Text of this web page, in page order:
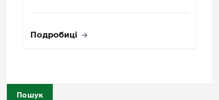
Подробиці
Пошук